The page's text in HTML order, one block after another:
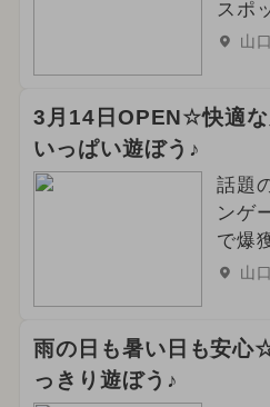
スポ
山
3月14日OPEN☆快適
いっぱい遊ぼう♪
話題
ンゲ
で爆
山
雨の日も暑い日も安心
っきり遊ぼう♪